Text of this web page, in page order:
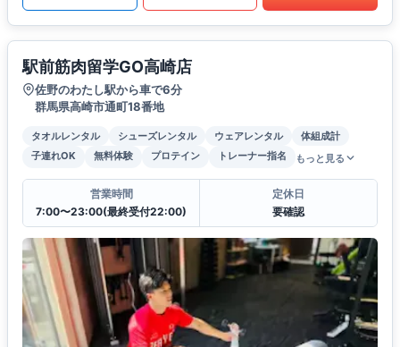
駅前筋肉留学GO高崎店
佐野のわたし駅から車で6分
群馬県高崎市通町18番地
タオルレンタル シューズレンタル ウェアレンタル
体組成計
子連れOK
無料体験 プロテイン トレーナー指名 もっと見る
営業時間
7:00〜23:00(最終受付22:00)
定休日
要確認